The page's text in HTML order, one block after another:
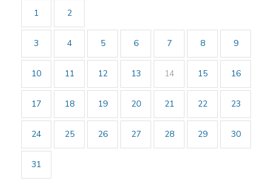
1
2
3 4 5 6 7 8 9
10 11 12 13 14 15 16
17 18 19 20 21 22 23
24 25 26 27 28 29 30
31